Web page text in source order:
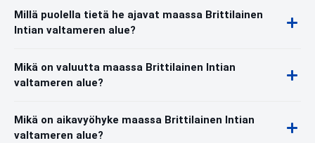
Millä puolella tietä he ajavat maassa Brittilainen
Intian valtameren alue?
Mikä on valuutta maassa Brittilainen Intian
valtameren alue?
Mikä on aikavyöhyke maassa Brittilainen Intian
valtameren alue?